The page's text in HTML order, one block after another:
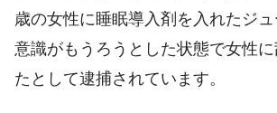
歳の女性に睡眠導入剤を入れたジュ
意識がもうろうとした状態で女性
たとして逮捕されています。